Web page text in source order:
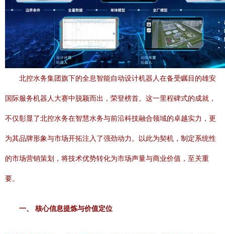
北控水务集团旗下的全息智能自动设计机器人在备受瞩目的雄安
国际服务机器人大赛中脱颖而出，荣登榜首。这一里程碑式的成就，
不仅彰显了北控水务在智慧水务与前沿科技融合领域的卓越实力，更
为其品牌形象与市场开拓注入了强劲动力。以此为契机，制定系统性
的市场营销策划，将技术优势转化为市场声量与商业价值，至关重
要。
一、 核心信息提炼与价值定位